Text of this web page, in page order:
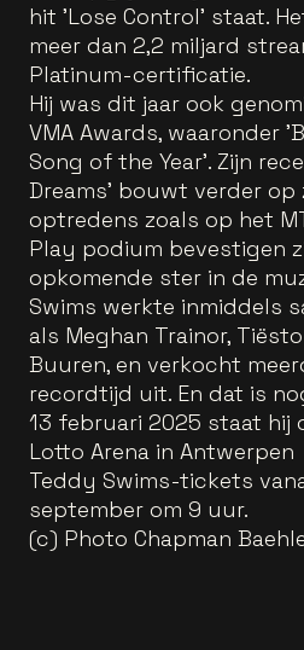
hit 'Lose Control' staat.
meer dan 2,2 miljard
Platinum-certificatie.
Hij was dit jaar ook
VMA Awards, waaronder
Song of the Year'. Zijn
Dreams' bouwt verder op
optredens zoals op het
Play podium bevestigen
opkomende ster in de
Swims werkte inmiddels
als Meghan Trainor,
Buuren, en verkocht
recordtijd uit. En dat is
13 februari 2025 staat hij
Lotto Arena in Antwerpen
Teddy Swims-tickets
september om 9 uur.
(c) Photo Chapman